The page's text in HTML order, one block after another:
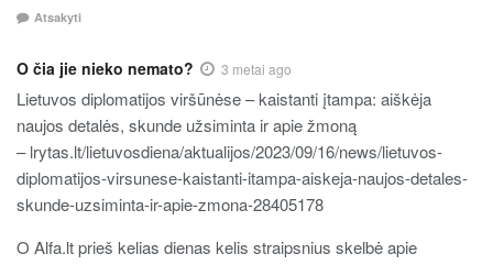
Atsakyti
O čia jie nieko nemato? 3 metai ago
Lietuvos diplomatijos viršūnėse – kaistanti įtampa: aiškėja
naujos detalės, skunde užsiminta ir apie žmoną
– lrytas.lt/lietuvosdiena/aktualijos/2023/09/16/news/lietuvos-
diplomatijos-virsunese-kaistanti-itampa-aiskeja-naujos-detales-
skunde-uzsiminta-ir-apie-zmona-28405178
O Alfa.lt prieš kelias dienas kelis straipsnius skelbė apie